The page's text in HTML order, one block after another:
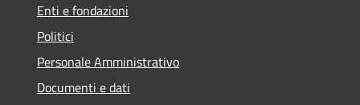
Enti e fondazioni
Politici
Personale Amministrativo
Documenti e dati